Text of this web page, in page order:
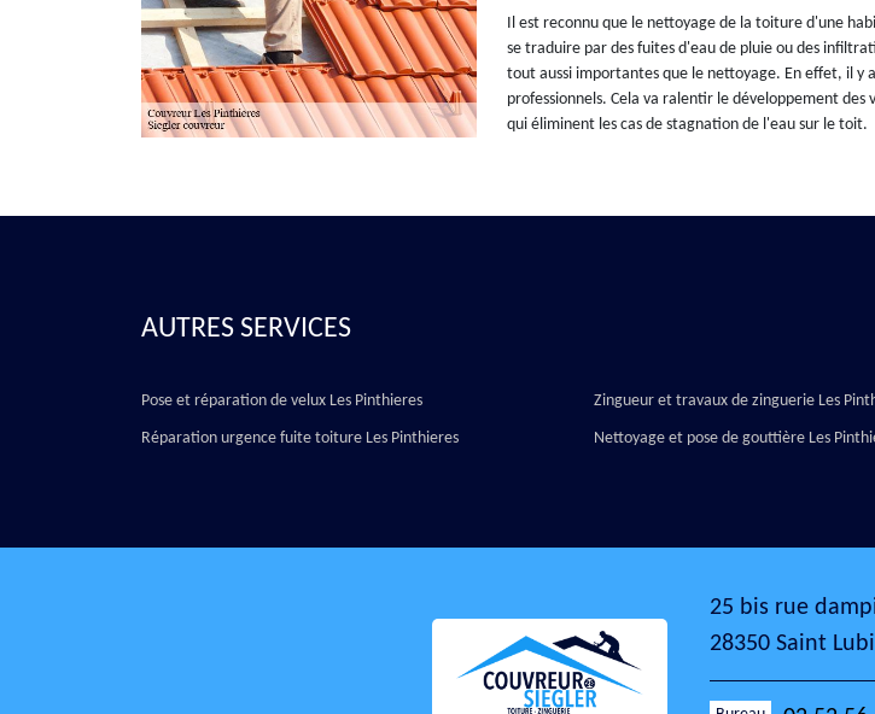
Il est reconnu que le nettoyage de la toiture d'une
se traduire par des fuites d'eau de pluie ou des
tout aussi importantes que le nettoyage. En effet, il y
professionnels. Cela va ralentir le développement
qui éliminent les cas de stagnation de l'eau sur le toit.
AUTRES SERVICES
Pose et réparation de velux Les Pinthieres
Réparation urgence fuite toiture Les Pinthieres
Zingueur et travaux de zinguerie Les
Nettoyage et pose de gouttière Les
25 bis rue
28350 Saint